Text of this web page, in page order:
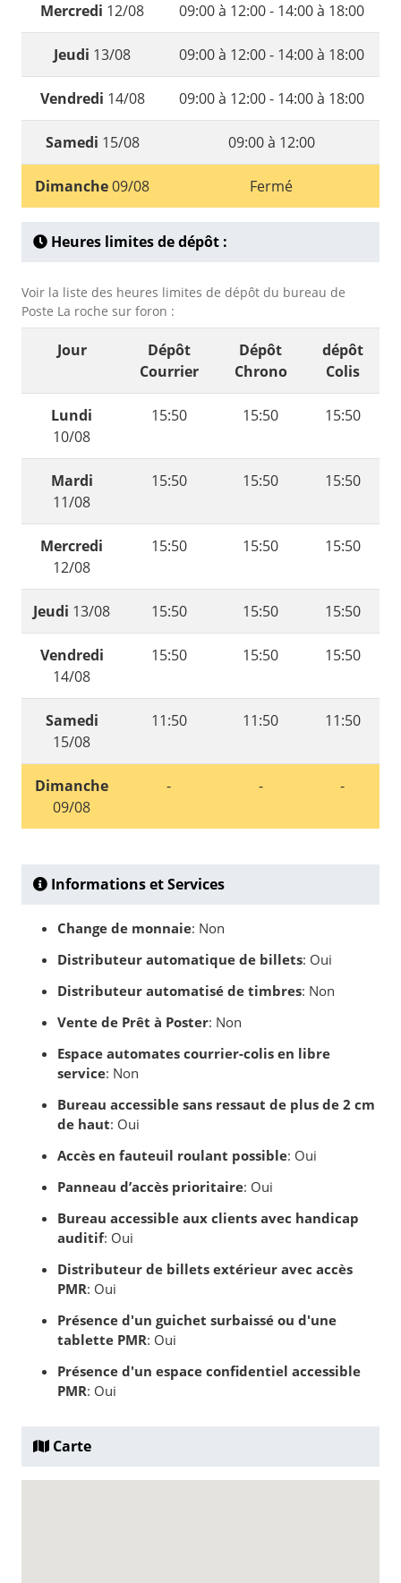
Mercredi 12/08 09:00 à 12:00 - 14:00 à 18:00
Jeudi 13/08 09:00 à 12:00 - 14:00 à 18:00
Vendredi 14/08 09:00 à 12:00 - 14:00 à 18:00
Samedi 15/08 09:00 à 12:00
Dimanche09/08 Fermé
Heures limites de dépôt :
Voir la liste des heures limites de dépôt du bureau de
Poste La roche sur foron :
Jour
Dépôt
Courrier
Dépôt
Chrono
dépôt
Colis
Lundi
10/08
15:50 15:50 15:50
Mardi
11/08
15:50 15:50 15:50
Mercredi
12/08
15:50 15:50 15:50
Jeudi 13/08 15:50 15:50 15:50
Vendredi
14/08
15:50 15:50 15:50
Samedi
15/08
11:50 11:50 11:50
Dimanche
09/08
- - -
Informations et Services
Change de monnaie: Non
Distributeur automatique de billets: Oui
Distributeur automatisé de timbres: Non
Vente de Prêt à Poster: Non
Espace automates courrier-colis en libre
service: Non
Bureau accessible sans ressaut de plus de 2 cm
de haut: Oui
Accès en fauteuil roulant possible: Oui
Panneau d’accès prioritaire: Oui
Bureau accessible aux clients avec handicap
auditif: Oui
Distributeur de billets extérieur avec accès
PMR: Oui
Présence d'un guichet surbaissé ou d'une
tablette PMR: Oui
Présence d'un espace confidentiel accessible
PMR: Oui
Carte